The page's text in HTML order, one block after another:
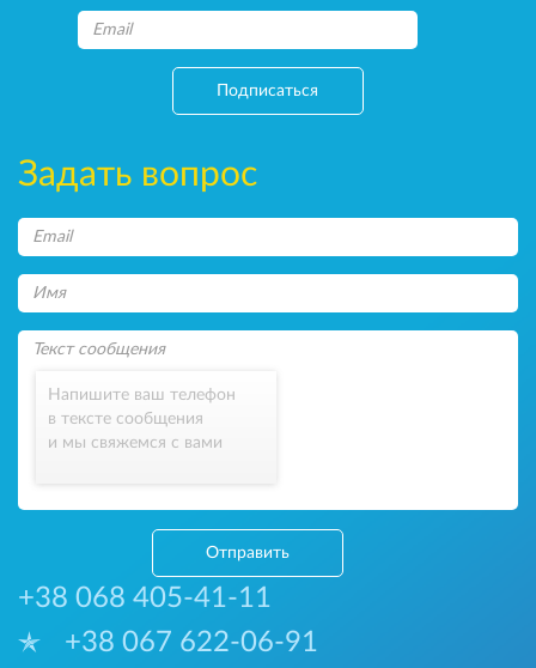
Подписаться
Задать вопрос
Напишите ваш телефон
в тексте сообщения
и мы свяжемся с вами
Отправить
+38 068 405-41-11
+38 067 622-06-91